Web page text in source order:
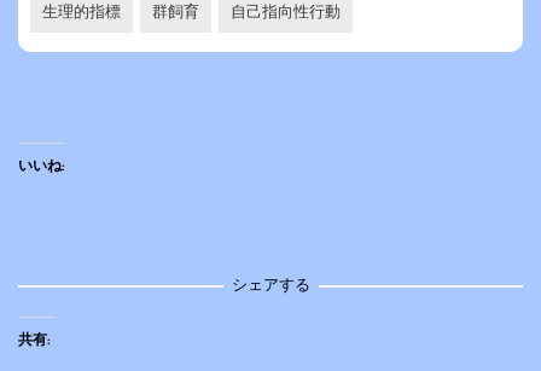
生理的指標 群飼育 自己指向性行動
いいね:
シェアする
共有: